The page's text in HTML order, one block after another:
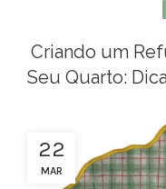
Criando um
Seu Quarto:
22
MAR